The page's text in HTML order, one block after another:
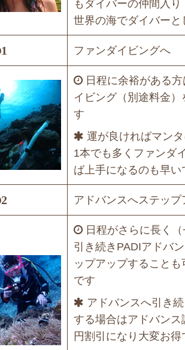
もダイバーの仲間入り
世界の海でダイバー
ファンダイビングへ
日程に余裕がある
イビング（別途料金
す
運が良ければマン
1本でも多くファンダ
ば上手になるのも早い
アドバンスへステップ
日程がさらに長く
引き続きPADIアドバ
ップアップすること
です
アドバンスへ引き
する場合はアドバン
円割引になり大変お得